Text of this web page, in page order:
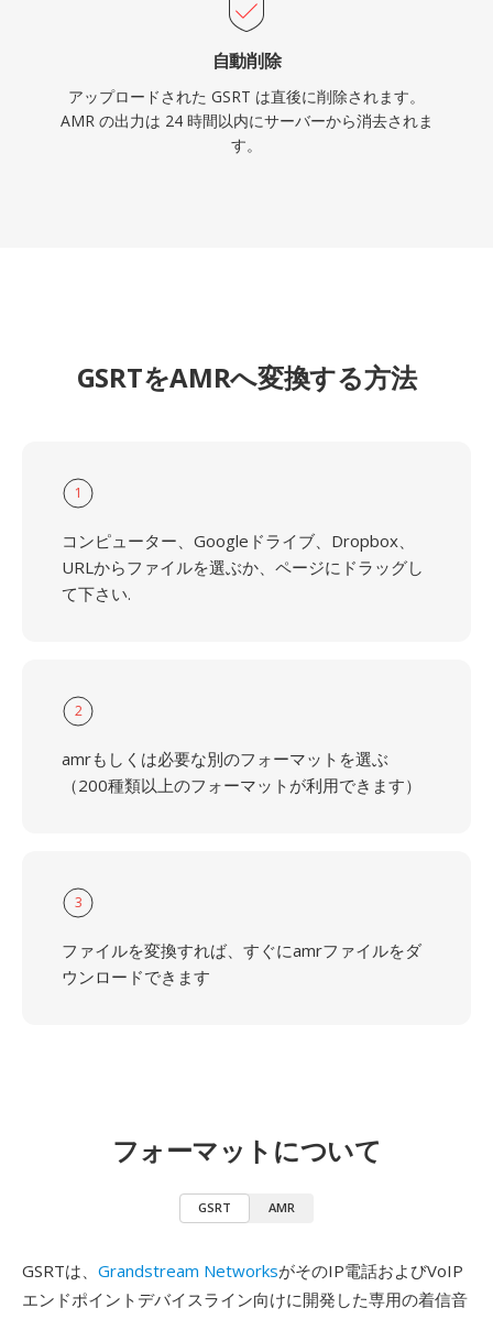
自動削除
アップロードされた GSRT は直後に削除されます。
AMR の出力は 24 時間以内にサーバーから消去されま
す。
GSRTをAMRへ変換する方法
1
コンピューター、Googleドライブ、Dropbox、
URLからファイルを選ぶか、ページにドラッグし
て下さい.
2
amrもしくは必要な別のフォーマットを選ぶ
（200種類以上のフォーマットが利用できます）
3
ファイルを変換すれば、すぐにamrファイルをダ
ウンロードできます
フォーマットについて
GSRT AMR
GSRTは、 Grandstream NetworksがそのIP電話およびVoIP
エンドポイントデバイスライン向けに開発した専用の着信音